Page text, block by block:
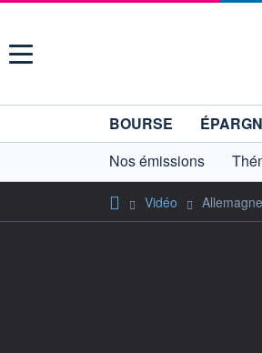
Menu
BOURSE
Nos émissions
Vidéo